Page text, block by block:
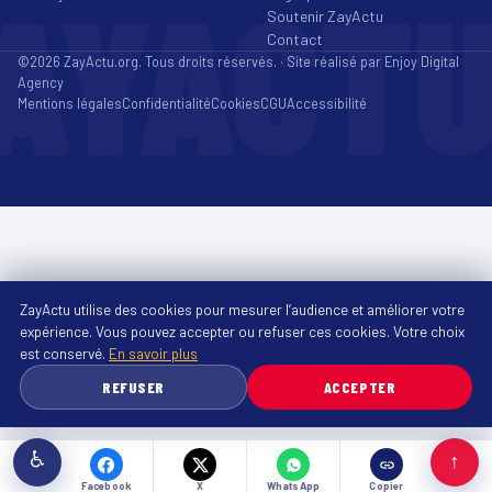
Facebook X WhatsApp Copier
Soutenir ZayActu
Contact
©2026 ZayActu.org. Tous droits réservés. · Site réalisé par Enjoy Digital
Agency
Mentions légalesConfidentialitéCookiesCGUAccessibilité
♿ ↑
ZayActu utilise des cookies pour mesurer l’audience et améliorer votre
expérience. Vous pouvez accepter ou refuser ces cookies. Votre choix
est conservé. En savoir plus
REFUSER
ACCEPTER